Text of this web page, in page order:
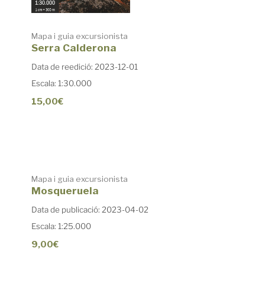
Mapa i guia excursionista
Serra Calderona
Data de reedició: 2023-12-01
Escala: 1:30.000
15,00€
Mapa i guia excursionista
Mosqueruela
Data de publicació: 2023-04-02
Escala: 1:25.000
9,00€